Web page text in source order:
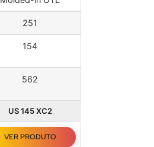
251
154
562
US 145 XC2
VER PRODUTO